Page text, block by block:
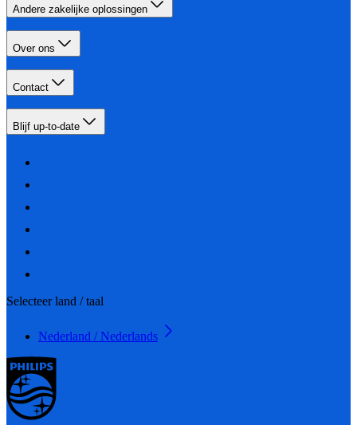
Andere zakelijke oplossingen
Over ons
Contact
Blijf up-to-date
Selecteer land / taal
Nederland / Nederlands